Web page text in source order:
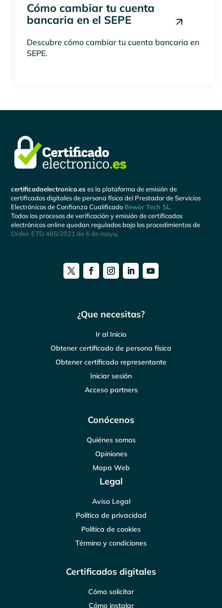
Cómo cambiar tu cuenta
bancaria en el SEPE
Descubre cómo cambiar tu cuenta bancaria en
SEPE.
certificadoelectronico.es es la plataforma de emisión de
certificados digitales de persona física del Prestador de Servicios
Electrónicos de Confianza Cualificado Bewor Tech SL.
Todos los procesos de verificación y emisión de certificados
electrónicos online quedan regulados bajo los procedimientos de
Orden ETD 465/2021 de 6 de mayo.
¿Que necesitas?
Ir al Inicio
Obtener certificado de persona física
Obtener certificado representante
Iniciar sesión
Acceso partners
Conócenos
Quiénes somos
Opiniones
Mapa Web
Legal
Aviso Legal
Política de privacidad
Política de cookies
Término y condiciones
Certificados digitales
Cómo solicitar
Cómo instalar